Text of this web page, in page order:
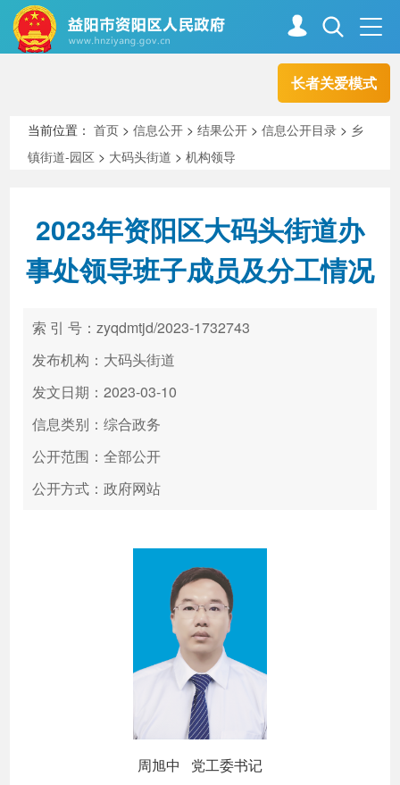
长者关爱模式
走进资阳
新闻中心 解读回应
政务服务
高效办成一件事
当前位置：首页 >信息公开 >结果公开 >信息公开目录 > 乡
镇街道-园区 > 大码头街道 >机构领导
2023年资阳区大码头街道办
事处领导班子成员及分工情况
索 引 号：zyqdmtjd/2023-1732743
发布机构：大码头街道
发文日期：2023-03-10
信息类别：综合政务
公开范围：全部公开
公开方式：政府网站
周旭中 党工委书记